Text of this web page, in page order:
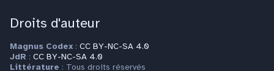
Droits d'auteur
Magnus Codex : CC BY-NC-SA 4.0
JdR : CC BY-NC-SA 4.0
Littérature : Tous droits réservés